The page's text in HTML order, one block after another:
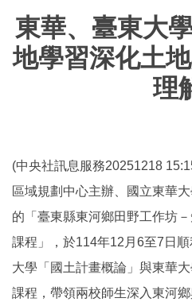
東華、臺東大
地學習深化土
理
(中央社訊息服務20251218
區域規劃中心主辦、國立東華
的「臺東縣東河鄉田野工作坊
課程」，於114年12月6至7日
大學「國土計畫概論」與東華
課程，帶領兩校師生深入東河